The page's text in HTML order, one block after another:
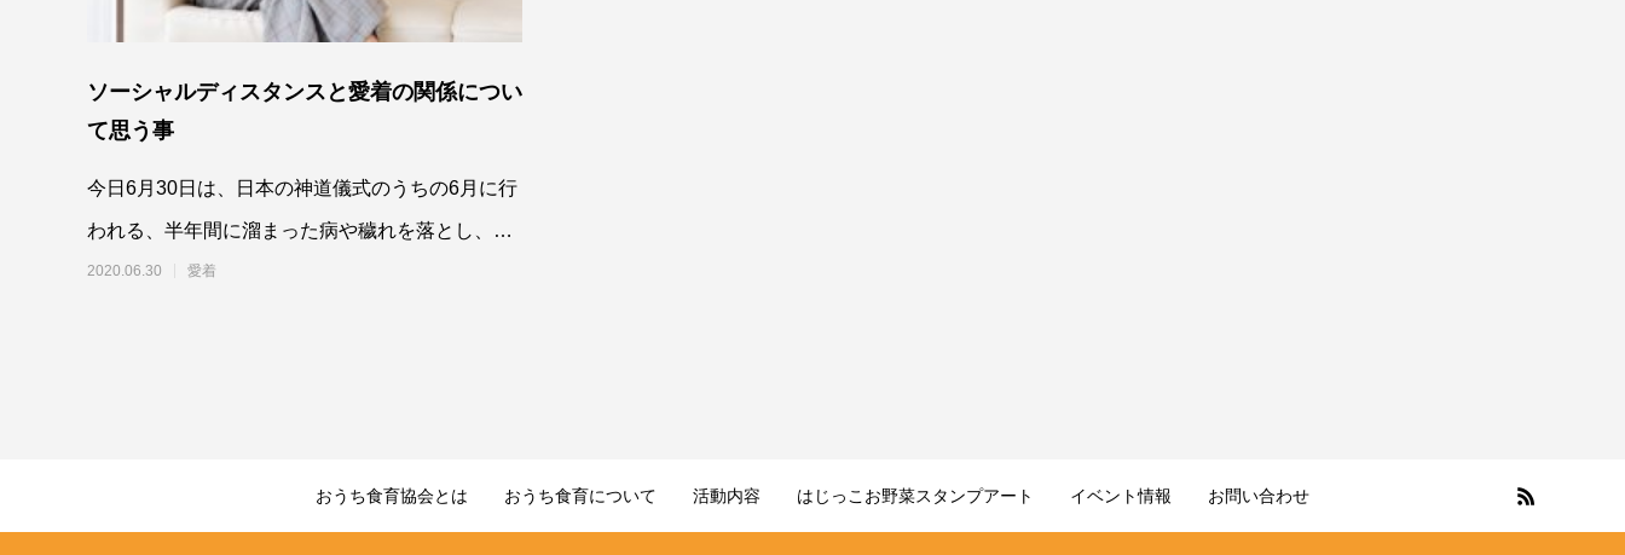
ソーシャルディスタンスと愛着の関係につい
て思う事
今日6月30日は、日本の神道儀式のうちの6月に行
われる、半年間に溜まった病や穢れを落とし、残
りの
2020.06.30 愛着
おうち食育協会とは おうち食育について 活動内容 はじっこお野菜スタンプアート イベント情報 お問い合わせ